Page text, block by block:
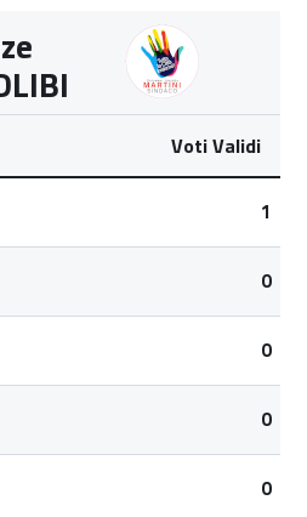
Voti Validi
1
0
0
0
0